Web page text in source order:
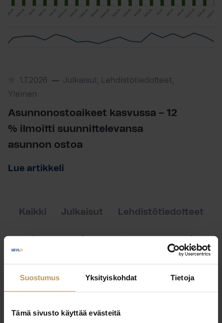
Suostumus Yksityiskohdat Tietoja
Tämä sivusto käyttää evästeitä
1.7.2026
Julkaisut, Lehdistötiedotteet,
Yleinen
Asunnonostoaikeet kasvussa – 12
% ilmoitti suunnittelevansa
asunnon ostoa
Lue artikkeli
Kaikki Julkaisut Lehdistötiedotteet